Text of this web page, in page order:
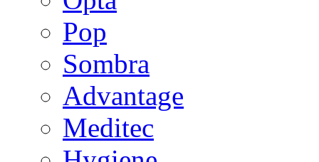
Pop
Sombra
Advantage
Meditec